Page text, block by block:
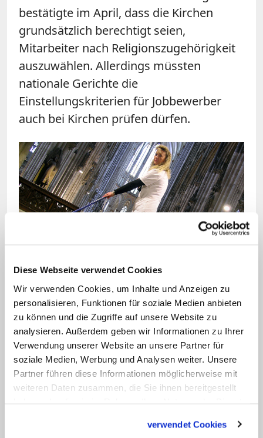
Diese Webseite verwendet Cookies
Wir verwenden Cookies, um Inhalte und Anzeigen zu
personalisieren, Funktionen für soziale Medien anbieten
zu können und die Zugriffe auf unsere Website zu
analysieren. Außerdem geben wir Informationen zu Ihrer
Verwendung unserer Website an unsere Partner für
soziale Medien, Werbung und Analysen weiter. Unsere
Partner führen diese Informationen möglicherweise mit
weiteren Daten zusammen, die Sie ihnen bereitgestellt
verwendet Cookies
bestätigte im April, dass die Kirchen
grundsätzlich berechtigt seien,
Mitarbeiter nach Religionszugehörigkeit
auszuwählen. Allerdings müssten
nationale Gerichte die
Einstellungskriterien für Jobbewerber
auch bei Kirchen prüfen dürfen.
Konfessionszugehörigkeit erfordert, könnte sich
nach dem Erfurter Urteil neu stellen.
Evangelische Kirche und Diakonie
äußerten sich enttäuscht über die
Entscheidung des Erfurter Gerichts. Sie
weiche erheblich von der bisherigen
kirchlichen Selbstbestimmungsrecht ab,